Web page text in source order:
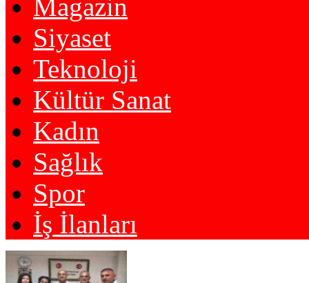
Magazin
Siyaset
Teknoloji
Kültür Sanat
Kadın
Sağlık
Spor
İş İlanları